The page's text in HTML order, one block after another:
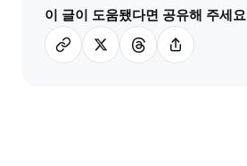
이 글이 도움됐다면 공유해 주세요